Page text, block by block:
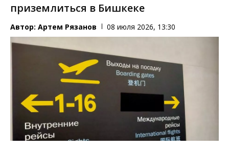
приземлиться в Бишкеке
Автор: Артем Рязанов 08 июля 2026, 13:30